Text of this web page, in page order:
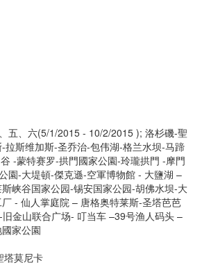
五、六(5/1/2015 - 10/2/2015 ); 洛杉磯-聖
拉斯维加斯-圣乔治-包伟湖-格兰水坝-马蹄
-蒙特赛罗-拱門國家公園-玲瓏拱門 -摩門
園-大堤頓-傑克遜-空軍博物館 - 大鹽湖 –
峡谷国家公园-锡安国家公园-胡佛水坝-大
- 仙人掌庭院 – 唐格奥特莱斯-圣塔芭芭
金山联合广场- 叮当车 –39号渔人码头 –
家公園
塔莫尼卡